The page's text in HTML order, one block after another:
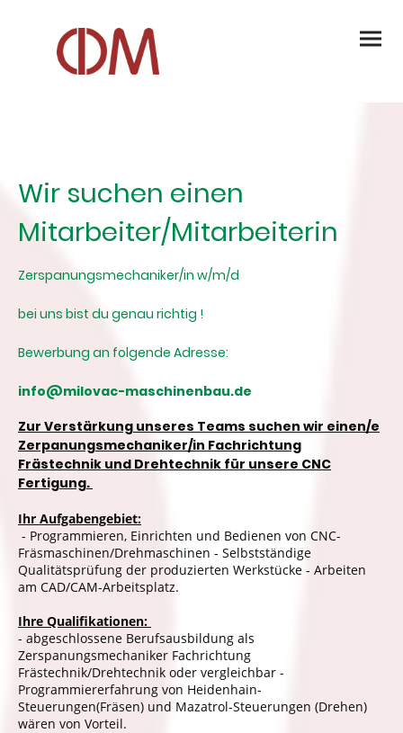
Wir suchen einen
Mitarbeiter/Mitarbeiterin
Zerspanungsmechaniker/in w/m/d
bei uns bist du genau richtig !
Bewerbung an folgende Adresse:
info@milovac-maschinenbau.de
Zur Verstärkung unseres Teams suchen wir einen/e
Zerpanungsmechaniker/in Fachrichtung
Frästechnik und Drehtechnik für unsere CNC
Fertigung.
Ihr Aufgabengebiet:
- Programmieren, Einrichten und Bedienen von CNC-
Fräsmaschinen/Drehmaschinen - Selbstständige
Qualitätsprüfung der produzierten Werkstücke - Arbeiten
am CAD/CAM-Arbeitsplatz.
Ihre Qualifikationen:
- abgeschlossene Berufsausbildung als
Zerspanungsmechaniker Fachrichtung
Frästechnik/Drehtechnik oder vergleichbar -
Programmiererfahrung von Heidenhain-
Steuerungen(Fräsen) und Mazatrol-Steuerungen (Drehen)
wären von Vorteil.